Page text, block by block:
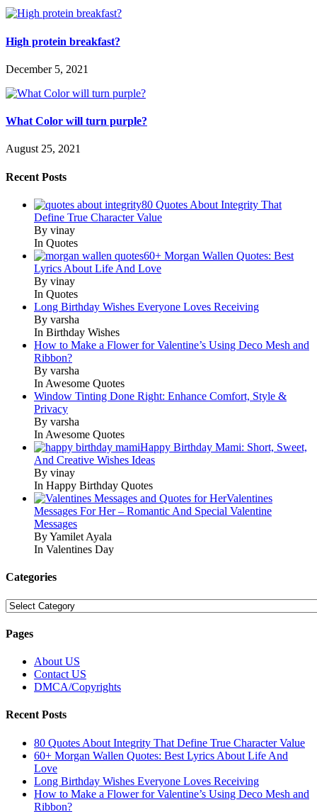
High protein breakfast?
December 5, 2021
What Color will turn purple?
August 25, 2021
Recent Posts
80 Quotes About Integrity That
Define True Character Value
By vinay
In Quotes
60+ Morgan Wallen Quotes: Best
Lyrics About Life And Love
By vinay
In Quotes
Long Birthday Wishes Everyone Loves Receiving
By varsha
In Birthday Wishes
How to Make a Flower for Valentine’s Using Deco Mesh and
Ribbon?
By varsha
In Awesome Quotes
Window Tinting Done Right: Enhance Comfort, Style &
Privacy
By varsha
In Awesome Quotes
Happy Birthday Mami: Short, Sweet,
And Creative Wishes Ideas
By vinay
In Happy Birthday Quotes
Valentines
Messages For Her – Romantic And Special Valentine
Messages
By Yamilet Ayala
In Valentines Day
Categories
Categories
Pages
About US
Contact US
DMCA/Copyrights
Recent Posts
80 Quotes About Integrity That Define True Character Value
60+ Morgan Wallen Quotes: Best Lyrics About Life And
Love
Long Birthday Wishes Everyone Loves Receiving
How to Make a Flower for Valentine’s Using Deco Mesh and
Ribbon?